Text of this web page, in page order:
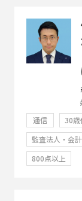
通信 30歳
監査法人・会
800点以上